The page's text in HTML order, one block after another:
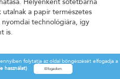
a papír természetes
technológiára, így
is.
egy környezetbarát
és növények
folytatja az oldal böngészését elfogadja a
használat)